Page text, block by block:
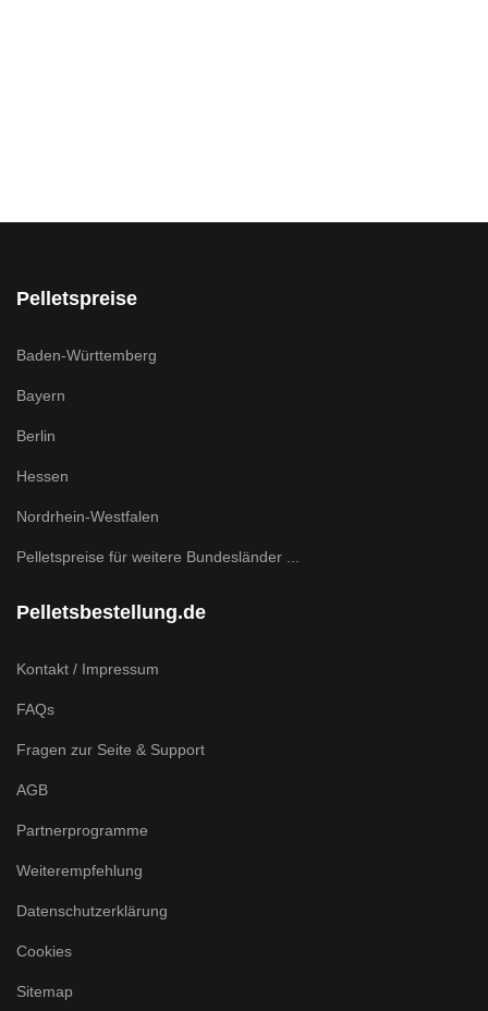
Pelletspreise
Baden-Württemberg
Bayern
Berlin
Hessen
Nordrhein-Westfalen
Pelletspreise für weitere Bundesländer ...
Pelletsbestellung.de
Kontakt / Impressum
FAQs
Fragen zur Seite & Support
AGB
Partnerprogramme
Weiterempfehlung
Datenschutzerklärung
Cookies
Sitemap